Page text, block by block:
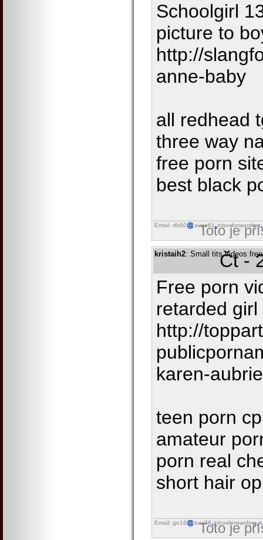
Schoolgirl
picture to
http://
anne-baby
all redhead
three way
free porn
best black
Email: db60 avgo61 inboxforwarding
Toto je
kristaih2: Small tits videos
Čt -
Free porn
retarded
http://
karen-aubrie
teen porn
amateur
porn real
short hair
Email: ge18 bax98 inboxforwarding
Toto je